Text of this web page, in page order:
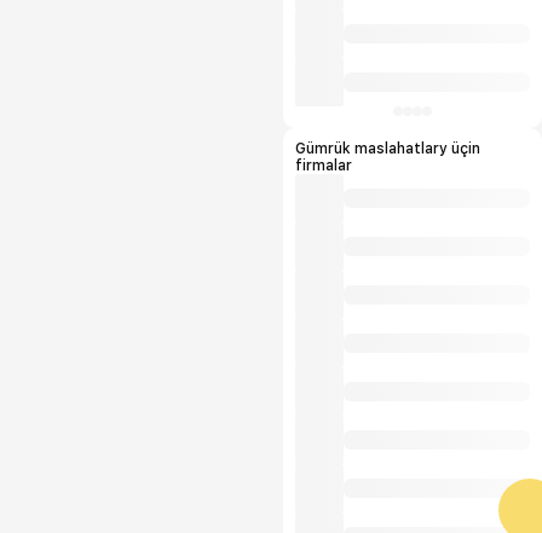
Gümrük maslahatlary üçin
firmalar